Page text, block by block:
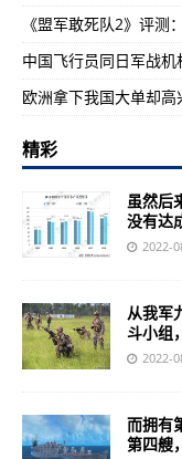
《盟军敢死队2》评测
中国飞行员同日军战
欧洲拿下我国大单却
精彩
虽然后
没有达
2022-
从我军
斗小组
2022-
而拥有
第四艘